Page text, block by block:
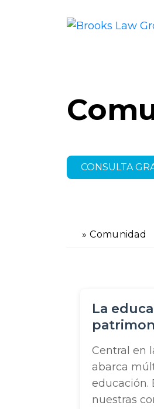
CONSULTA
» Comunidad
La
Central en
abarca
educación.
nuestras